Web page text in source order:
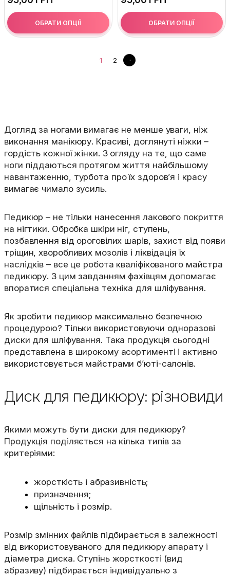
ОБРАТИ ОПЦІЇ ОБРАТИ ОПЦІЇ
1 2
Догляд за ногами вимагає не менше уваги, ніж
виконання манікюру. Красиві, доглянуті ніжки –
гордість кожної жінки. З огляду на те, що саме
ноги піддаються протягом життя найбільшому
навантаженню, турбота про їх здоров’я і красу
вимагає чимало зусиль.
Педикюр – не тільки нанесення лакового покриття
на нігтики. Обробка шкіри ніг, ступень,
позбавлення від ороговілих шарів, захист від появи
тріщин, хворобливих мозолів і ліквідація їх
наслідків – все це робота кваліфікованого майстра
педикюру. З цим завданням фахівцям допомагає
впоратися спеціальна техніка для шліфування.
Як зробити педикюр максимально безпечною
процедурою? Тільки використовуючи одноразові
диски для шліфування. Така продукція сьогодні
представлена в широкому асортименті і активно
використовується майстрами б’юті-салонів.
Диск для педикюру: різновиди
Якими можуть бути диски для педикюру?
Продукція поділяється на кілька типів за
критеріями:
жорсткість і абразивність;
призначення;
щільність і розмір.
Розмір змінних файлів підбирається в залежності
від використовуваного для педикюру апарату і
діаметра диска. Ступінь жорсткості (вид
абразиву) підбирається індивідуально з